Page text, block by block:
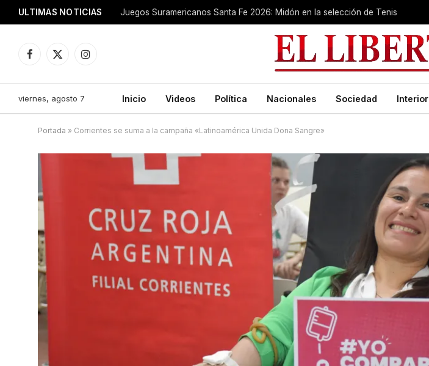
ULTIMAS NOTICIAS Juegos Suramericanos Santa Fe 2026: Midón en la selección de Tenis
Facebook
X
Instagram
viernes, agosto 7 Inicio Videos Política Nacionales Sociedad Interior
Portada » Corrientes se suma a la campaña «Latinoamérica Unida Dona Sangre»